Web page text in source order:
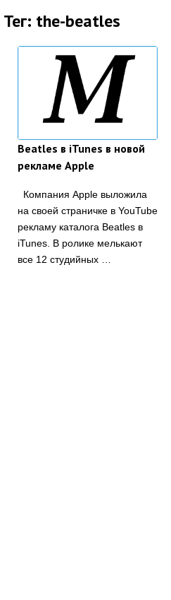
Тег: the-beatles
Beatles в iTunes в новой
рекламе Apple
Компания Apple выложила
на своей страничке в YouTube
рекламу каталога Beatles в
iTunes. В ролике мелькают
все 12 студийных …